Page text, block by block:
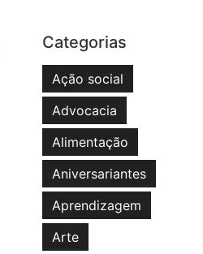
Categorias
Ação social
Advocacia
Alimentação
Aniversariantes
Aprendizagem
Arte